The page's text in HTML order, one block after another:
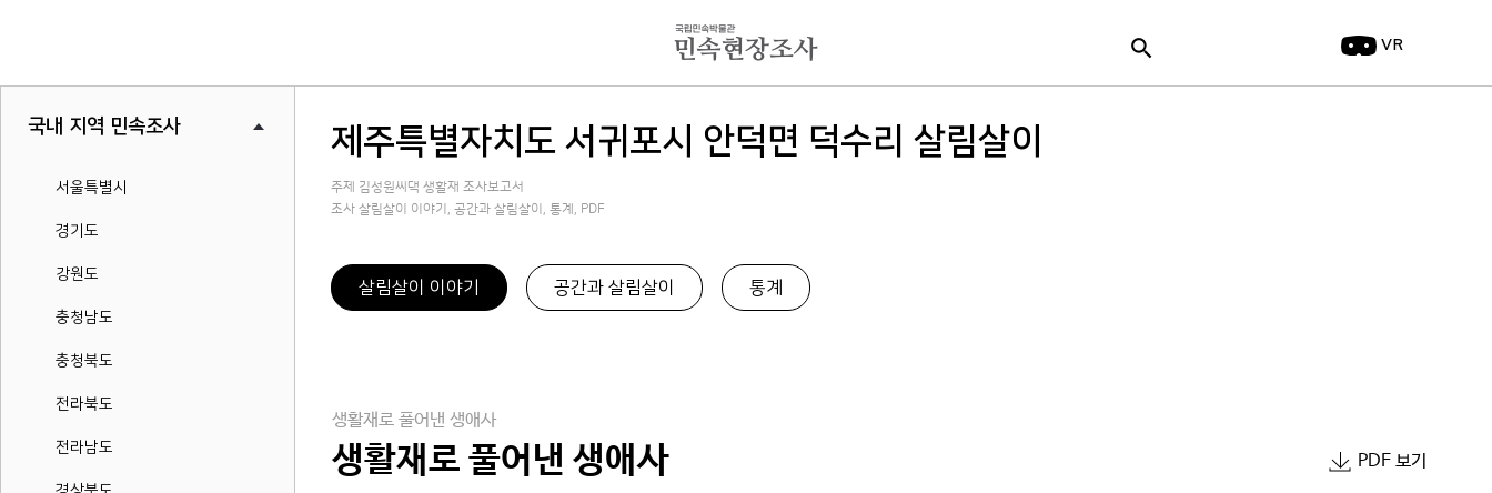
search VR
국내 지역 민속조사
서울특별시
경기도
강원도
충청남도
충청북도
전라북도
전라남도
제주특별자치도 서귀포시 안덕면 덕수리 살림살이
주제 김성원씨댁 생활재 조사보고서
조사 살림살이 이야기, 공간과 살림살이, 통계, PDF
살림살이 이야기 공간과 살림살이 통계
생활재로 풀어낸 생애사
생활재로 풀어낸 생애사 PDF 보기